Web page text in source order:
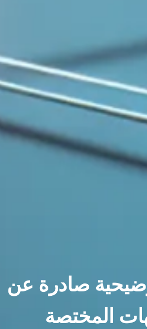
صادرة عن
المختصة